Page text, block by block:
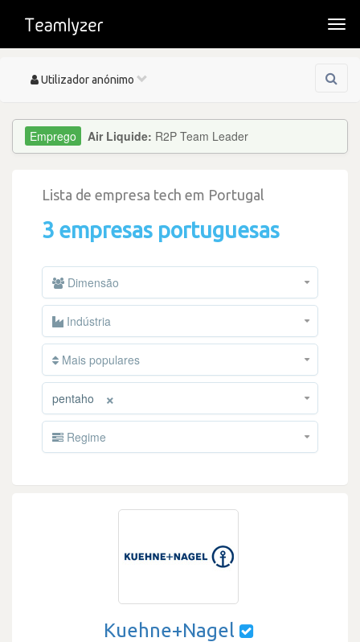
Toggle
Utilizador anónimo
Air Liquide: R2P Team Leader
Lista de empresa tech em Portugal
3 empresas portuguesas
Dimensão
Indústria
Mais populares
×
pentaho
Regime
Kuehne+Nagel